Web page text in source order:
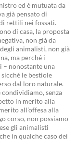
ed è mutuata da
già pensato di
rettili nei fossati.
di casa, la proposta
non già da
animalisti, non già
ma perché i
nonostante una
le bestiole
dal loro naturale.
senza
in merito alla
all’offesa alla
corso, non possiamo
gli animalisti
in qualche caso dei